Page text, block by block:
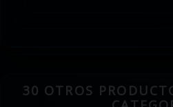
30 OTROS